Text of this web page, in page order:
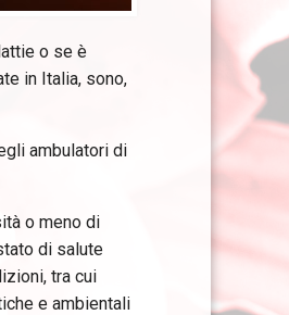
o se è
in Italia, sono,
ambulatori di
o meno di
di salute
tra cui
e ambientali